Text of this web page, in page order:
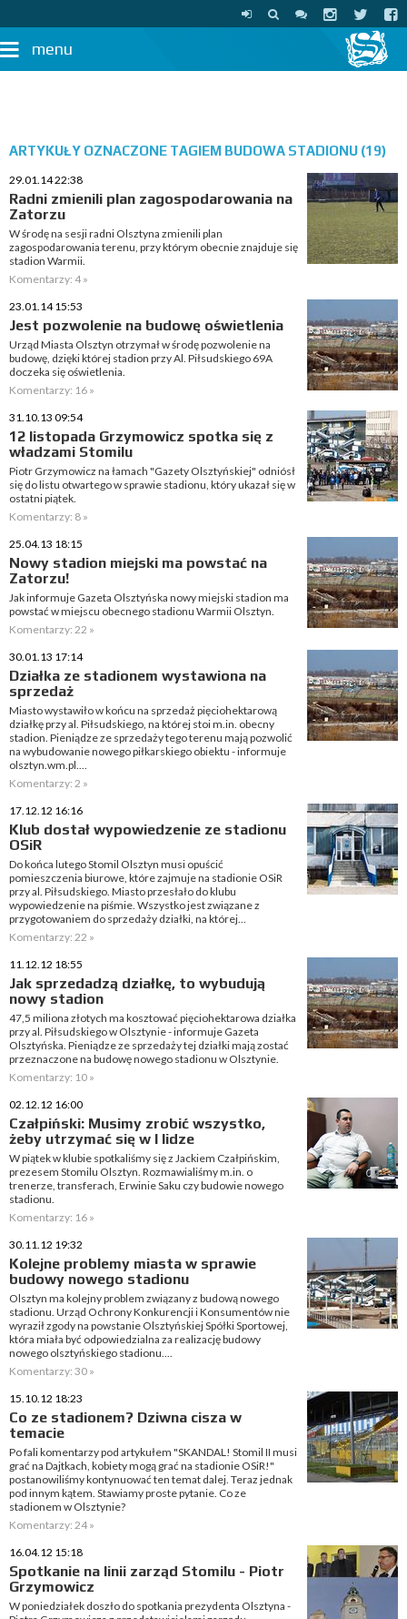
menu
ARTYKUŁY OZNACZONE TAGIEM BUDOWA STADIONU (19)
29.01.14 22:38
Radni zmienili plan zagospodarowania na
Zatorzu
W środę na sesji radni Olsztyna zmienili plan
zagospodarowania terenu, przy którym obecnie znajduje się
stadion Warmii.
Komentarzy: 4 »
23.01.14 15:53
Jest pozwolenie na budowę oświetlenia
Urząd Miasta Olsztyn otrzymał w środę pozwolenie na
budowę, dzięki której stadion przy Al. Piłsudskiego 69A
doczeka się oświetlenia.
Komentarzy: 16 »
31.10.13 09:54
12 listopada Grzymowicz spotka się z
władzami Stomilu
Piotr Grzymowicz na łamach "Gazety Olsztyńskiej" odniósł
się do listu otwartego w sprawie stadionu, który ukazał się w
ostatni piątek.
Komentarzy: 8 »
25.04.13 18:15
Nowy stadion miejski ma powstać na
Zatorzu!
Jak informuje Gazeta Olsztyńska nowy miejski stadion ma
powstać w miejscu obecnego stadionu Warmii Olsztyn.
Komentarzy: 22 »
30.01.13 17:14
Działka ze stadionem wystawiona na
sprzedaż
Miasto wystawiło w końcu na sprzedaż pięciohektarową
działkę przy al. Piłsudskiego, na której stoi m.in. obecny
stadion. Pieniądze ze sprzedaży tego terenu mają pozwolić
na wybudowanie nowego piłkarskiego obiektu - informuje
olsztyn.wm.pl....
Komentarzy: 2 »
17.12.12 16:16
Klub dostał wypowiedzenie ze stadionu
OSiR
Do końca lutego Stomil Olsztyn musi opuścić
pomieszczenia biurowe, które zajmuje na stadionie OSiR
przy al. Piłsudskiego. Miasto przesłało do klubu
wypowiedzenie na piśmie. Wszystko jest związane z
przygotowaniem do sprzedaży działki, na której...
Komentarzy: 22 »
11.12.12 18:55
Jak sprzedadzą działkę, to wybudują
nowy stadion
47,5 miliona złotych ma kosztować pięciohektarowa działka
przy al. Piłsudskiego w Olsztynie - informuje Gazeta
Olsztyńska. Pieniądze ze sprzedaży tej działki mają zostać
przeznaczone na budowę nowego stadionu w Olsztynie.
Komentarzy: 10 »
02.12.12 16:00
Czałpiński: Musimy zrobić wszystko,
żeby utrzymać się w I lidze
W piątek w klubie spotkaliśmy się z Jackiem Czałpińskim,
prezesem Stomilu Olsztyn. Rozmawialiśmy m.in. o
trenerze, transferach, Erwinie Saku czy budowie nowego
stadionu.
Komentarzy: 16 »
30.11.12 19:32
Kolejne problemy miasta w sprawie
budowy nowego stadionu
Olsztyn ma kolejny problem związany z budową nowego
stadionu. Urząd Ochrony Konkurencji i Konsumentów nie
wyraził zgody na powstanie Olsztyńskiej Spółki Sportowej,
która miała być odpowiedzialna za realizację budowy
nowego olsztyńskiego stadionu....
Komentarzy: 30 »
15.10.12 18:23
Co ze stadionem? Dziwna cisza w
temacie
Po fali komentarzy pod artykułem "SKANDAL! Stomil II musi
grać na Dajtkach, kobiety mogą grać na stadionie OSiR!"
postanowiliśmy kontynuować ten temat dalej. Teraz jednak
pod innym kątem. Stawiamy proste pytanie. Co ze
stadionem w Olsztynie?
Komentarzy: 24 »
16.04.12 15:18
Spotkanie na linii zarząd Stomilu - Piotr
Grzymowicz
W poniedziałek doszło do spotkania prezydenta Olsztyna -